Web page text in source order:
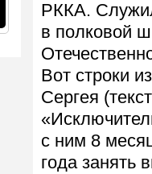
РККА.
в полковой
Вот строки
Сергея
с ним 8
года занять